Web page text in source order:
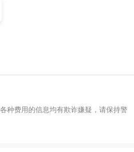
种费用的信息均有欺诈嫌疑，请保持警